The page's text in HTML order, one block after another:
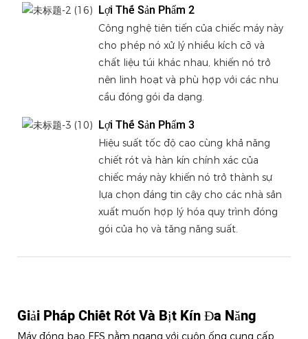
Lợi Thế Sản Phẩm 2
Công nghệ tiên tiến của chiếc máy này
cho phép nó xử lý nhiều kích cỡ và
chất liệu túi khác nhau, khiến nó trở
nên linh hoạt và phù hợp với các nhu
cầu đóng gói đa dạng.
Lợi Thế Sản Phẩm 3
Hiệu suất tốc độ cao cùng khả năng
chiết rót và hàn kín chính xác của
chiếc máy này khiến nó trở thành sự
lựa chọn đáng tin cậy cho các nhà sản
xuất muốn hợp lý hóa quy trình đóng
gói của họ và tăng năng suất.
Giải Pháp Chiết Rót Và Bịt Kín Đa Năng
Máy đóng bao FFS nằm ngang với cuộn ống cung cấp